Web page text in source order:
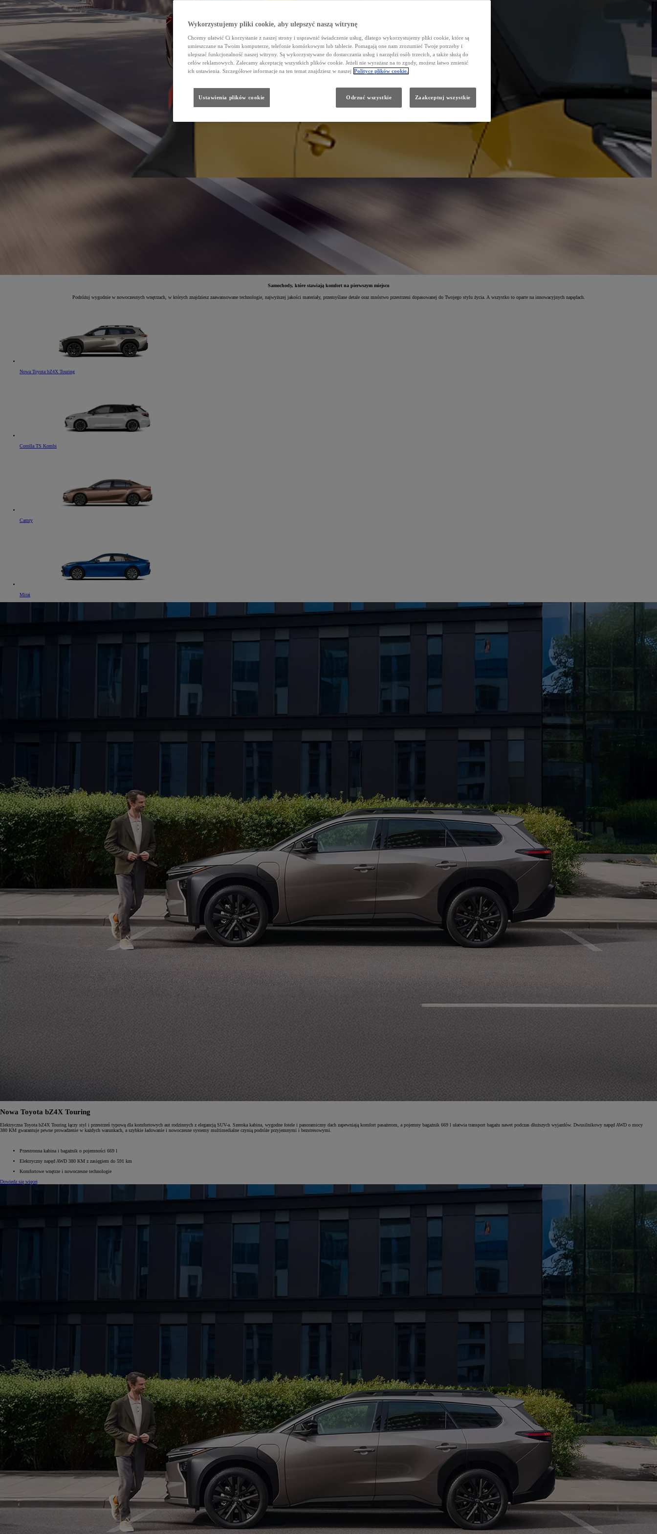
Od 81 900 zł
Yaris Cross
Corolla Hatchback
HYBRID
Samochody, które stawiają komfort na pierwszym miejscu
Podróżuj wygodnie w nowoczesnych wnętrzach, w których znajdziesz zaawansowane technologie, najwyższej jakości materiały, przemyślane detale oraz mnóstwo przestrzeni dopasowanej do Twojego stylu życia. A wszystko to oparte na innowacyjnych napędach.
Nowa Toyota bZ4X Touring
Corolla TS Kombi
Camry
Mirai
Nowa Toyota bZ4X Touring
Elektryczna Toyota bZ4X Touring łączy styl i przestrzeń typową dla komfortowych aut rodzinnych z elegancją SUV-a. Szeroka kabina, wygodne fotele i panoramiczny dach zapewniają komfort pasażerom, a pojemny bagażnik 669 l ułatwia transport bagażu nawet podczas dłuższych wyjazdów. Dwusilnikowy napęd AWD o mocy
380 KM gwarantuje pewne prowadzenie w każdych warunkach, a szybkie ładowanie i nowoczesne systemy multimedialne czynią podróże przyjemnymi i bezstresowymi.
Przestronna kabina i bagażnik o pojemności 669 l
Elektryczny napęd AWD 380 KM z zasięgiem do 591 km
Komfortowe wnętrze i nowoczesne technologie
Dowiedz się więcej
Wykorzystujemy pliki cookie, aby ulepszyć naszą witrynę
Chcemy ułatwić Ci korzystanie z naszej strony i usprawnić świadczenie usług, dlatego wykorzystujemy pliki cookie, które są
umieszczane na Twoim komputerze, telefonie komórkowym lub tablecie. Pomagają one nam zrozumieć Twoje potrzeby i
ulepszać funkcjonalność naszej witryny. Są wykorzystywane do dostarczania usług i narzędzi osób trzecich, a także służą do
celów reklamowych. Zalecamy akceptację wszystkich plików cookie. Jeżeli nie wyrażasz na to zgody, możesz łatwo zmienić
ich ustawienia. Szczegółowe informacje na ten temat znajdziesz w naszej Polityce plików cookie.
Odrzuć wszystkie Zaakceptuj wszystkie
Ustawienia plików cookie